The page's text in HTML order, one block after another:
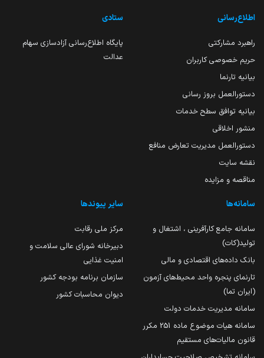
اطلاع‌رسانی
راهبرد مشارکتی
حریم خصوصی کاربران
بیانیه تارنما
دستورالعمل بروز رسانی
بیانیه توافق سطح خدمات
منشور اخلاقی
دستورالعمل مدیریت تعارض منافع
نقشه سایت
مناقصه و مزایده
ستادی
پایگاه اطلاع‌رسانی آزادسازی سهام
عدالت
سامانه‌ها
سامانه جامع کارآفرینی ، اشتغال و
تولید(کات)
بانک داده‌های اقتصادی و مالی
تارنمای پنجره واحد محیط‌های آزمون
(ایران تما)
سامانه مدیریت خدمات دولت
سامانه هیات موضوع ماده 251 مکرر
قانون مالیات‌های مستقیم
سایر پیوندها
مرکز ملی رقابت
دبیرخانه شورای عالی سلامت و
امنیت غذایی
سازمان برنامه بودجه کشور
دیوان محاسبات کشور